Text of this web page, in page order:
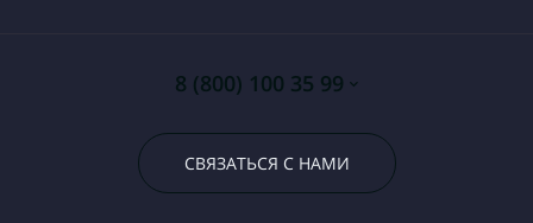
8 (800) 100 35 99
СВЯЗАТЬСЯ С НАМИ